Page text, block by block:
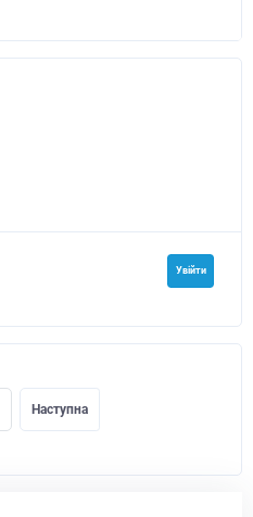
Увійти
Наступна